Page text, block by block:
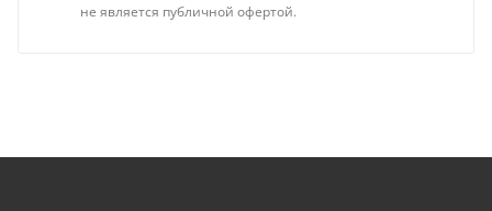
не является публичной офертой.